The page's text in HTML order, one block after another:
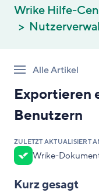
Wrike Hilfe-
Alle Artikel
Exportieren
Benutzern
ZULETZT AKTUALISIERT
Wrike-
Kurz gesagt